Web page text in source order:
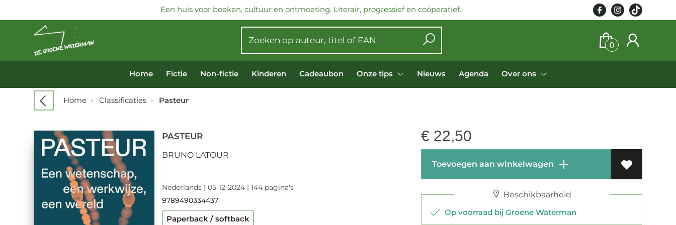
Een huis voor boeken, cultuur en ontmoeting. Literair, progressief en coöperatief.
0
Home Fictie Non-fictie Kinderen Cadeaubon Onze tips Nieuws Agenda Over ons
Home - Classificaties - Pasteur
PASTEUR
BRUNO LATOUR
Nederlands | 05-12-2024 | 144 pagina's
9789490334437
Paperback / softback
€ 22,50
Toevoegen aan winkelwagen
Beschikbaarheid
Op voorraad bij Groene Waterman